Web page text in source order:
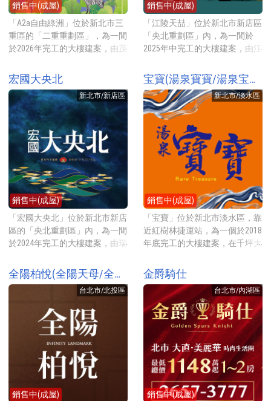
銷售中(成屋)
「A2a自由綠洲」位於新北市三
重區的「二重重劃區」，為一間
於2026年完工的大樓建案，由茂
坪的房型，基地四面臨路，地點
就在水漾路二段上，靠近穀保家
商與疏洪親水公園，2026年預售
開賣時每坪牌價約72-76萬元
起。 建案基地約1229坪，興建
AB2棟地上15層地下5層的電梯
大廈，規劃2房(17-22坪)、2+1房
(21-22坪)、3房(25-30坪)的房
型，合計共322戶住家，一樓有5
戶店面。公設比約34.5%，提供
的公設有接接待大廳、交誼廳、
會議室、閱覽室、健身房、兒童
遊戲區、瑜伽教室、廚藝教室、
才藝室、家教教室等。 建案地
到疏洪親水公園與二重疏洪道上
的大都會公園，424公頃大的綠
場、自行車道、遙控賽車場、兒
童遊戲設施等。採買的話可步行
8分鐘到全聯超市三重中正店，
中正北路商圈熱鬧繁榮，有麥當
勞、屈臣氏及小吃商店等眾多。
距離未來的機場捷運三重站A2a
預定站約100米。
銷售中(成屋)
「江陵天喆」位於新北市新店區
「央北重劃區」內，為一間於
2025年中完工的大樓建案，由江
坪的房型，地點就在文記路，
2026年開賣時牌價每坪約95-108
萬元起。 建案基地約907坪，興
建一棟地上24層地下5層的電梯
大廈，規劃3房(41坪)與4房
(60~63坪)的房型，室內高度約3
米6，平均一層4戶共用3部電
梯，合計共有88戶住家，一樓有
1戶店面。公設比約33.5%，提供
的公設有接待大廳、交誼廳、閱
覽室、健身房、兒童遊戲區、瑜
伽教室、廚藝教室、宅配室等。
建案地點就在文記路，正對佔地
近2公頃的十四張歷史公園，步
有一連串綠帶公園，像是萊茵公
園、小碧潭公園等，過個橋就到
佔地20公頃的陽光運動公園。開
車5分鐘就能上水源快速道路直
達台北商業核心、17分鐘就到台
北火車站。
宏國大央北
新北市/新店區
銷售中(成屋)
「宏國大央北」位於新北市新店
區的「央北重劃區」內，為一間
於2024年完工的大樓建案，由瑞
排，無地主戶，主力規劃2-3房
27-42坪房型，建築外觀請到日
本首席大師-丹下憲孝設計，
2026年開賣時每坪牌價約65-72
萬元起 ，採不二價銷售。 建案
基地約1079坪，興建AB2棟地上
14層地下3層的電梯大廈，規劃2
房27坪、3房(33、42坪)與合併
戶的4房(70坪)的房型，平均每
計共130戶住家，一樓有21戶店
宝寶(湯泉寶寶/湯泉宝寶/寶宝)
新北市/淡水區
銷售中(成屋)
「宝寶」位於新北市淡水區，靠
近紅樹林捷運站，為一個於2018
年底完工的大樓建案，在千坪大
位於紅樹林捷運站對面的斜坡
上，規劃3-4房45-58坪的中型坪
數房型，2018年開賣時牌價每坪
約48萬元起。 建案基地約1309
坪，興建一棟地上23層地下4層
的電梯大廈，規劃3房45坪與4房
58坪的房型，平均一層4戶共用2
部電梯，戶戶挑高3米6且戶戶邊
間3面採光，合計共88戶住家，
一樓無店面的純住宅社區。公設
比約32%，提供的公設有接待大
全陽柏悅(全陽天母/全陽柏悦)
台北市/北投區
銷售中(成屋)
金爵騎仕
台北市/內湖區
銷售中(成屋)